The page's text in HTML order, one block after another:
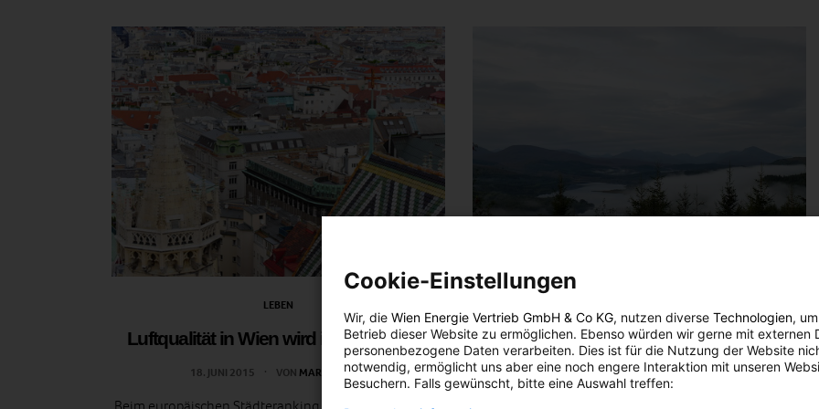
LEBEN
Luftqualität in Wien wird immer besser
18. JUNI 2015 VON MARTINA LIEL
2013 – das Jahr der Luft
9. JANUAR 2013 VONMARTINA LIEL
Cookie-Einstellungen
Wir, die Wien Energie Vertrieb GmbH & Co KG, nutzen diverse Technologien,
Betrieb dieser Website zu ermöglichen. Ebenso würden wir gerne mit externen
personenbezogene Daten verarbeiten. Dies ist für die Nutzung der Website
notwendig, ermöglicht uns aber eine noch engere Interaktion mit unseren
Besuchern. Falls gewünscht, bitte eine Auswahl treffen: